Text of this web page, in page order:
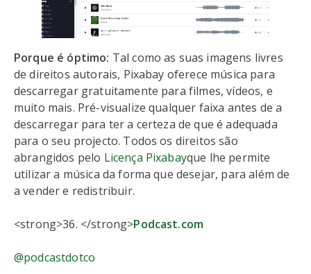
Porque é óptimo: Tal como as suas imagens livres
de direitos autorais, Pixabay oferece música para
descarregar gratuitamente para filmes, vídeos, e
muito mais. Pré-visualize qualquer faixa antes de a
descarregar para ter a certeza de que é adequada
para o seu projecto. Todos os direitos são
abrangidos pelo Licença Pixabayque lhe permite
utilizar a música da forma que desejar, para além de
a vender e redistribuir.
<strong>36. </strong>Podcast.com
@podcastdotco